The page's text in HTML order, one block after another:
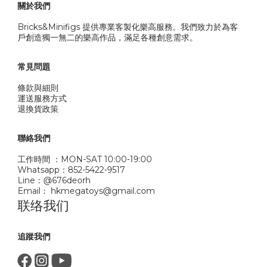
關於我們
Bricks&Minifigs 提供專業客製化樂高服務。我們致力於為客
戶創造獨一無二的樂高作品，滿足各種創意需求。
常見問題
條款與細則
運送服務方式
退換貨政策
聯絡我們
工作時間 ：MON-SAT 10:00-19:00
Whatsapp：852-5422-9517
Line：@676deorh
Email： hkmegatoys@gmail.com
联络我们
追蹤我們